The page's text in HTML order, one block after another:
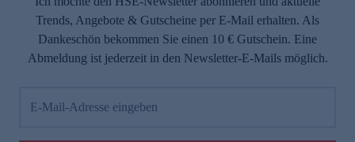
Trends, Angebote & Gutscheine per E-Mail erhalten. Als
Dankeschön bekommen Sie einen 10 € Gutschein. Eine
Abmeldung ist jederzeit in den Newsletter-E-Mails möglich.
E-Mail-Adresse eingeben